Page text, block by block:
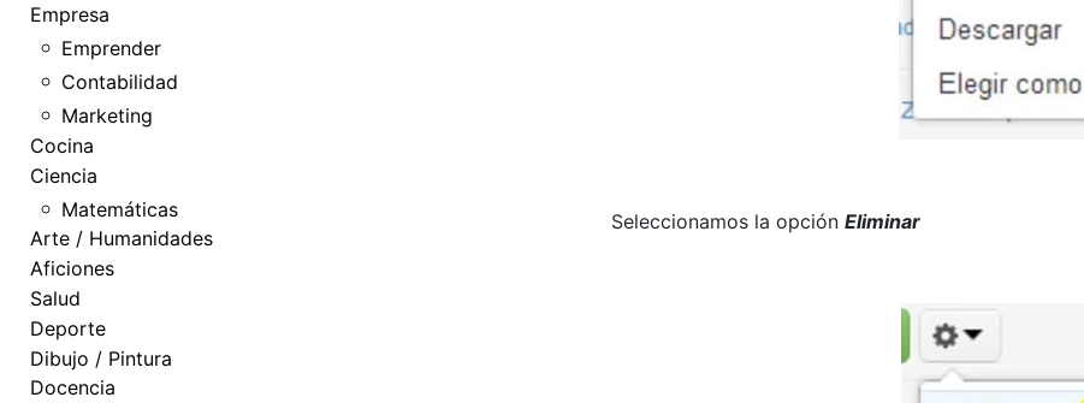
Empresa
Emprender
Contabilidad
Marketing
Cocina
Ciencia
Matemáticas
Arte / Humanidades
Aficiones
Salud
Deporte
Dibujo / Pintura
Docencia
Seleccionamos la opción Eliminar